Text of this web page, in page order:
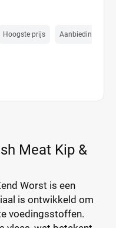
Hoogste prijs Aanbiedings prijs
Meat Kip &
Worst is een
is ontwikkeld om
voedingsstoffen.